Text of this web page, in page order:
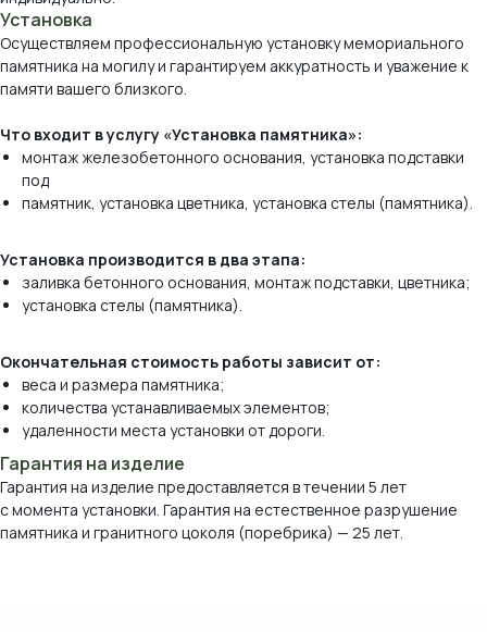
Установка
Осуществляем профессиональную установку мемориального
памятника на могилу и гарантируем аккуратность и уважение к
памяти вашего близкого.
Что входит в услугу «Установка памятника»:
монтаж железобетонного основания, установка подставки
под
памятник, установка цветника, установка стелы (памятника).
Установка производится в два этапа:
заливка бетонного основания, монтаж подставки, цветника;
установка стелы (памятника).
Окончательная стоимость работы зависит от:
веса и размера памятника;
количества устанавливаемых элементов;
удаленности места установки от дороги.
Гарантия на изделие
Гарантия на изделие предоставляется в течении 5 лет
с момента установки. Гарантия на естественное разрушение
памятника и гранитного цоколя (поребрика) — 25 лет.
Виды камня, которые
мы используем
могут отличаться от реального.